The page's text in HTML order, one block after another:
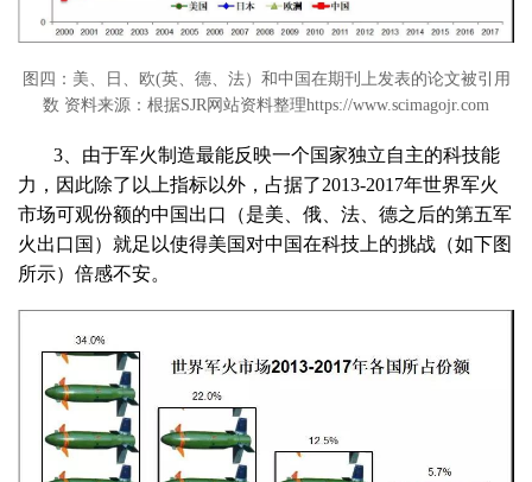
图四：美、日、欧(英、德、法）和中国在期刊上发表的论文被引用
数 资料来源：根据SJR网站资料整理https://www.scimagojr.com
3、由于军火制造最能反映一个国家独立自主的科技能
力，因此除了以上指标以外，占据了2013-2017年世界军火
市场可观份额的中国出口（是美、俄、法、德之后的第五军
火出口国）就足以使得美国对中国在科技上的挑战（如下图
所示）倍感不安。